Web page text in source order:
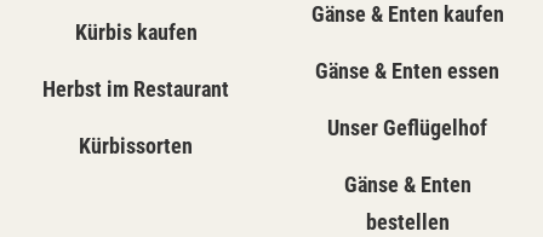
Kürbis kaufen
Herbst im Restaurant
Kürbissorten
Gänse & Enten kaufen
Gänse & Enten essen
Unser Geflügelhof
Gänse & Enten
bestellen